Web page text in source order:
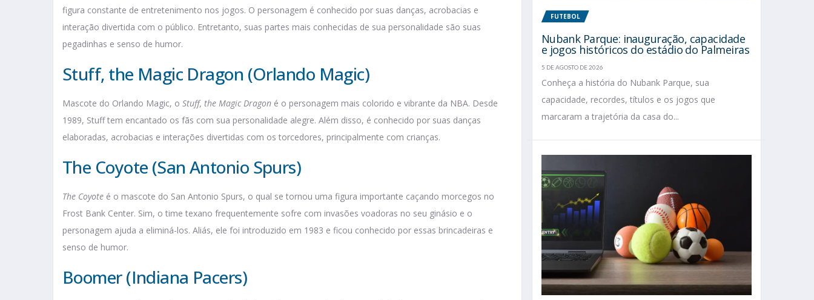
figura constante de entretenimento nos jogos. O personagem é conhecido por suas danças, acrobacias e
interação divertida com o público. Entretanto, suas partes mais conhecidas de sua personalidade são suas
pegadinhas e senso de humor.
Stuff, the Magic Dragon (Orlando Magic)
Mascote do Orlando Magic, o Stuff, the Magic Dragon é o personagem mais colorido e vibrante da NBA. Desde
1989, Stuff tem encantado os fãs com sua personalidade alegre. Além disso, é conhecido por suas danças
elaboradas, acrobacias e interações divertidas com os torcedores, principalmente com crianças.
The Coyote (San Antonio Spurs)
The Coyote é o mascote do San Antonio Spurs, o qual se tornou uma figura importante caçando morcegos no
Frost Bank Center. Sim, o time texano frequentemente sofre com invasões voadoras no seu ginásio e o
personagem ajuda a eliminá-los. Aliás, ele foi introduzido em 1983 e ficou conhecido por essas brincadeiras e
senso de humor.
Boomer (Indiana Pacers)
FUTEBOL
Nubank Parque: inauguração, capacidade
e jogos históricos do estádio do Palmeiras
5 DE AGOSTO DE 2026
Conheça a história do Nubank Parque, sua
capacidade, recordes, títulos e os jogos que
marcaram a trajetória da casa do...